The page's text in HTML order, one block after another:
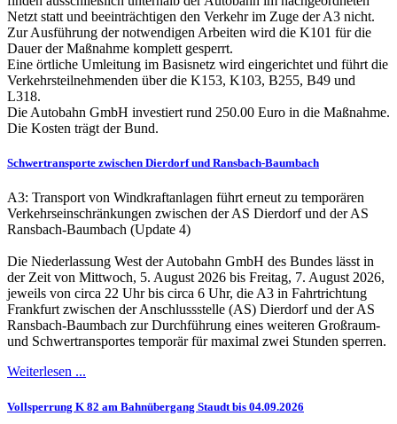
Netzt statt und beeinträchtigen den Verkehr im Zuge der A3 nicht.
Zur Ausführung der notwendigen Arbeiten wird die K101 für die
Dauer der Maßnahme komplett gesperrt.
Eine örtliche Umleitung im Basisnetz wird eingerichtet und führt die
Verkehrsteilnehmenden über die K153, K103, B255, B49 und
L318.
Die Autobahn GmbH investiert rund 250.00 Euro in die Maßnahme.
Die Kosten trägt der Bund.
Schwertransporte zwischen Dierdorf und Ransbach-Baumbach
A3: Transport von Windkraftanlagen führt erneut zu temporären
Verkehrseinschränkungen zwischen der AS Dierdorf und der AS
Ransbach-Baumbach (Update 4)
Die Niederlassung West der Autobahn GmbH des Bundes lässt in
der Zeit von Mittwoch, 5. August 2026 bis Freitag, 7. August 2026,
jeweils von circa 22 Uhr bis circa 6 Uhr, die A3 in Fahrtrichtung
Frankfurt zwischen der Anschlussstelle (AS) Dierdorf und der AS
Ransbach-Baumbach zur Durchführung eines weiteren Großraum-
und Schwertransportes temporär für maximal zwei Stunden sperren.
Weiterlesen ...
Vollsperrung K 82 am Bahnübergang Staudt bis 04.09.2026